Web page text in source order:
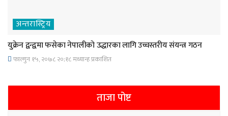
अन्तरास्ट्रिय
युक्रेन द्वन्द्वमा फसेका नेपालीकाे उद्धारका लागि उच्चस्तरीय संयन्त्र गठन
फाल्गुन १५, २०७८ २०;१८ मध्यान्ह प्रकाशित
ताजा पोष्ट